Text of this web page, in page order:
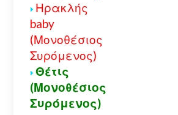
Ηρακλής
baby
(Μονοθέσιος
Συρόμενος)
Θέτις
(Μονοθέσιος
Συρόμενος)